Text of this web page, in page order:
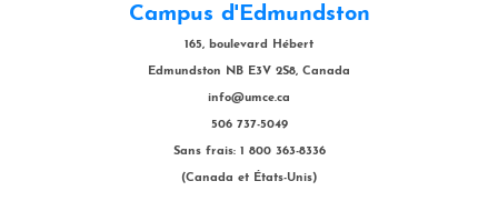
Campus d'Edmundston
165, boulevard Hébert
Edmundston NB E3V 2S8, Canada
info@umce.ca
506 737-5049
Sans frais: 1 800 363-8336
(Canada et États-Unis)